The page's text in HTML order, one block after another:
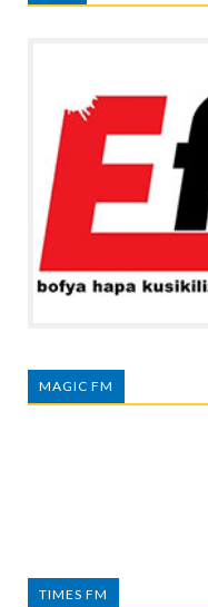
MAGIC FM
TIMES FM